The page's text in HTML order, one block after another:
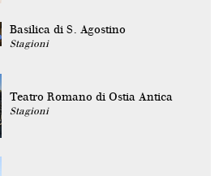
Basilica di S. Agostino
Stagioni
Teatro Romano di Ostia Antica
Stagioni